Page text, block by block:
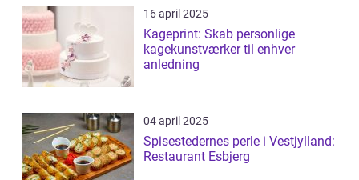
16 april 2025
Kageprint: Skab personlige
kagekunstværker til enhver
anledning
04 april 2025
Spisestedernes perle i Vestjylland:
Restaurant Esbjerg